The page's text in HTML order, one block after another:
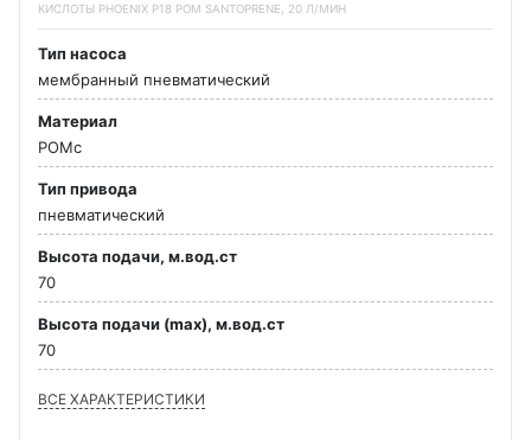
КИСЛОТЫ PHOENIX P18 POM SANTOPRENE, 20 Л/МИН
Тип насоса
мембранный пневматический
Материал
POMc
Тип привода
пневматический
Высота подачи, м.вод.ст
70
Высота подачи (max), м.вод.ст
70
ВСЕ ХАРАКТЕРИСТИКИ